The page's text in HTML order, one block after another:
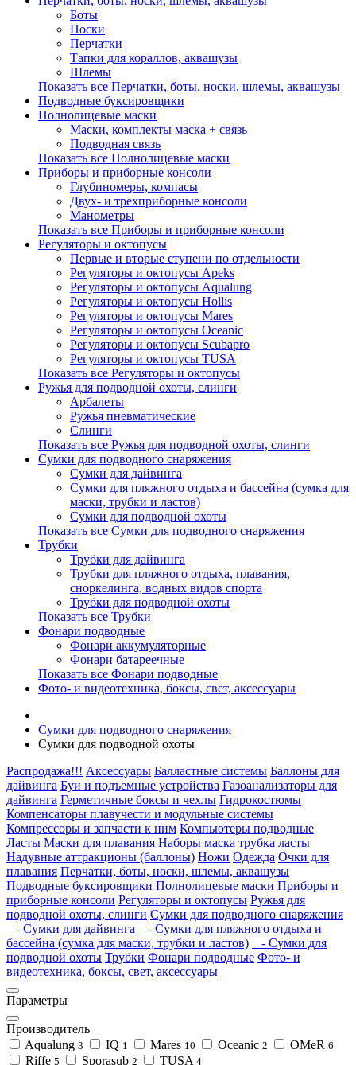
Боты
Носки
Перчатки
Тапки для кораллов, аквашузы
Шлемы
Показать все Перчатки, боты, носки, шлемы, аквашузы
Подводные буксировщики
Полнолицевые маски
Маски, комплекты маска + связь
Подводная связь
Показать все Полнолицевые маски
Приборы и приборные консоли
Глубиномеры, компасы
Двух- и трехприборные консоли
Манометры
Показать все Приборы и приборные консоли
Регуляторы и октопусы
Первые и вторые ступени по отдельности
Регуляторы и октопусы Apeks
Регуляторы и октопусы Aqualung
Регуляторы и октопусы Hollis
Регуляторы и октопусы Mares
Регуляторы и октопусы Oceanic
Регуляторы и октопусы Scubapro
Регуляторы и октопусы TUSA
Показать все Регуляторы и октопусы
Ружья для подводной охоты, слинги
Арбалеты
Ружья пневматические
Слинги
Показать все Ружья для подводной охоты, слинги
Сумки для подводного снаряжения
Сумки для дайвинга
Сумки для пляжного отдыха и бассейна (сумка для
маски, трубки и ластов)
Сумки для подводной охоты
Показать все Сумки для подводного снаряжения
Трубки
Трубки для дайвинга
Трубки для пляжного отдыха, плавания,
сноркелинга, водных видов спорта
Трубки для подводной охоты
Показать все Трубки
Фонари подводные
Фонари аккумуляторные
Фонари батареечные
Показать все Фонари подводные
Фото- и видеотехника, боксы, свет, аксессуары
Сумки для подводного снаряжения
Сумки для подводной охоты
Распродажа!!! Аксессуары Балластные системы Баллоны для
дайвинга Буи и подъемные устройства Газоанализаторы для
дайвинга Герметичные боксы и чехлы Гидрокостюмы
Компенсаторы плавучести и модульные системы
Компрессоры и запчасти к ним Компьютеры подводные
Ласты Маски для плавания Наборы маска трубка ласты
Надувные аттракционы (баллоны) Ножи Одежда Очки для
плавания Перчатки, боты, носки, шлемы, аквашузы
Подводные буксировщики Полнолицевые маски Приборы и
приборные консоли Регуляторы и октопусы Ружья для
подводной охоты, слинги Сумки для подводного снаряжения
- Сумки для дайвинга
- Сумки для пляжного отдыха и
бассейна (сумка для маски, трубки и ластов)
- Сумки для
подводной охоты Трубки Фонари подводные Фото- и
видеотехника, боксы, свет, аксессуары
Параметры
Производитель
Aqualung 3 IQ 1 Mares 10 Oceanic 2 OMeR 6
Riffe 5 Sporasub 2 TUSA 4